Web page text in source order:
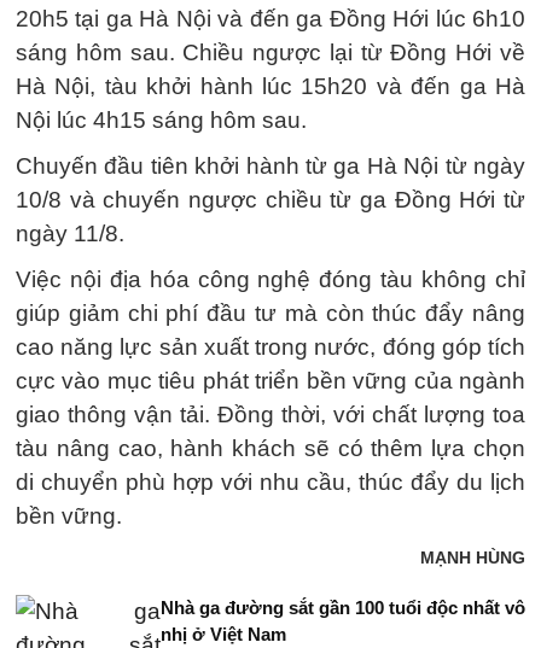
20h5 tại ga Hà Nội và đến ga Đồng Hới lúc 6h10
sáng hôm sau. Chiều ngược lại từ Đồng Hới về
Hà Nội, tàu khởi hành lúc 15h20 và đến ga Hà
Nội lúc 4h15 sáng hôm sau.
Chuyến đầu tiên khởi hành từ ga Hà Nội từ ngày
10/8 và chuyến ngược chiều từ ga Đồng Hới từ
ngày 11/8.
Việc nội địa hóa công nghệ đóng tàu không chỉ
giúp giảm chi phí đầu tư mà còn thúc đẩy nâng
cao năng lực sản xuất trong nước, đóng góp tích
cực vào mục tiêu phát triển bền vững của ngành
giao thông vận tải. Đồng thời, với chất lượng toa
tàu nâng cao, hành khách sẽ có thêm lựa chọn
di chuyển phù hợp với nhu cầu, thúc đẩy du lịch
bền vững.
MẠNH HÙNG
Nhà ga đường sắt gần 100 tuổi độc nhất vô
nhị ở Việt Nam